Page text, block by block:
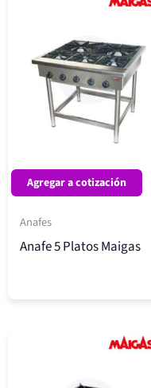
Agregar a cotización
Anafes
Anafe 5 Platos Maigas